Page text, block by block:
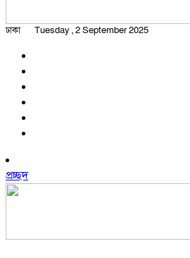
ঢাকা Tuesday , 2 September 2025
প্রচ্ছদ